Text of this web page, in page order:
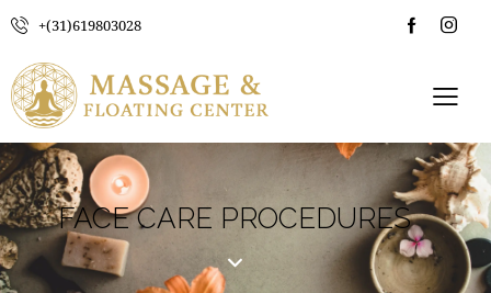
+(31)619803028
FACE CARE PROCEDURES